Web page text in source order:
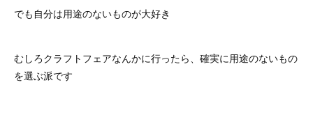
でも自分は用途のないものが大好き
むしろクラフトフェアなんかに行ったら、確実に用途のないもの
を選ぶ派です